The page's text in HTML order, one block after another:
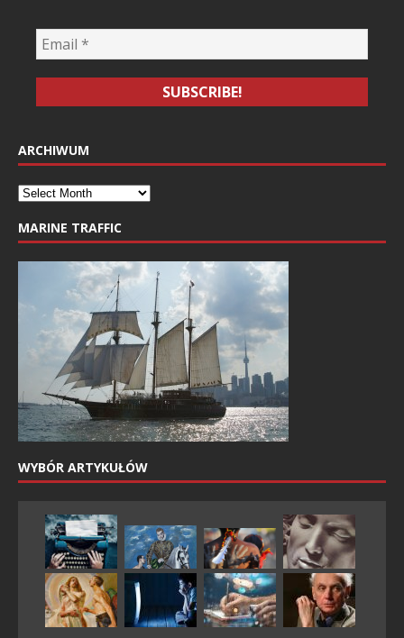
ARCHIWUM
MARINE TRAFFIC
WYBÓR ARTYKUŁÓW